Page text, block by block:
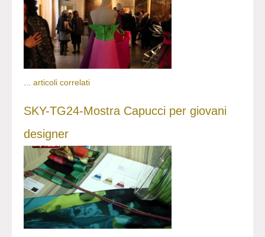
articoli correlati
SKY-TG24-Mostra Capucci per giovani
designer